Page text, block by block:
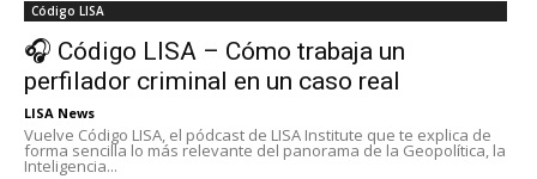
Código LISA
🎧 Código LISA – Cómo trabaja un
perfilador criminal en un caso real
LISA News
Vuelve Código LISA, el pódcast de LISA Institute que te explica de
forma sencilla lo más relevante del panorama de la Geopolítica, la
Inteligencia...